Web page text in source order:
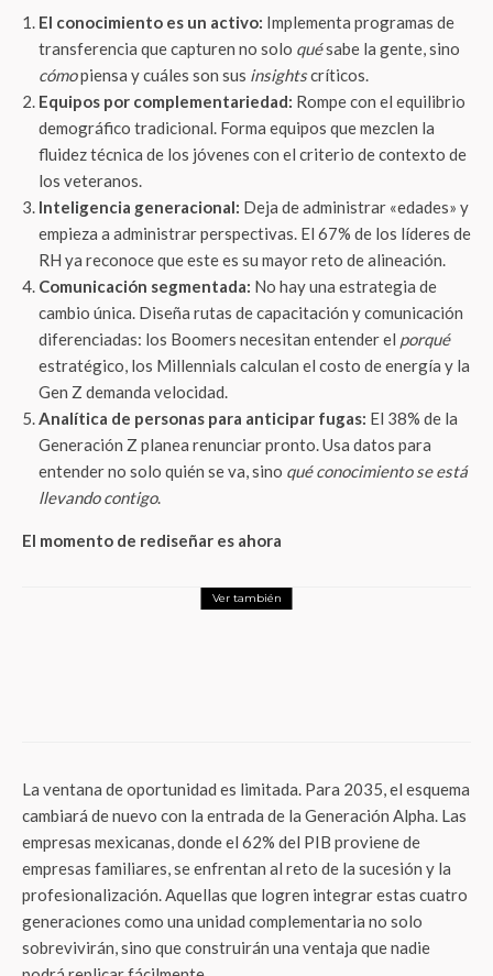
El conocimiento es un activo: Implementa programas de
transferencia que capturen no solo quésabe la gente, sino
cómopiensa y cuáles son sus insightscríticos.
Equipos por complementariedad: Rompe con el equilibrio
demográfico tradicional. Forma equipos que mezclen la
fluidez técnica de los jóvenes con el criterio de contexto de
los veteranos.
Inteligencia generacional: Deja de administrar «edades» y
empieza a administrar perspectivas. El 67% de los líderes de
RH ya reconoce que este es su mayor reto de alineación.
Comunicación segmentada: No hay una estrategia de
cambio única. Diseña rutas de capacitación y comunicación
diferenciadas: los Boomers necesitan entender el porqué
estratégico, los Millennials calculan el costo de energía y la
Gen Z demanda velocidad.
Analítica de personas para anticipar fugas: El 38% de la
Generación Z planea renunciar pronto. Usa datos para
entender no solo quién se va, sino qué conocimiento se está
llevando contigo.
El momento de rediseñar es ahora
Ver también
La ventana de oportunidad es limitada. Para 2035, el esquema
cambiará de nuevo con la entrada de la Generación Alpha. Las
empresas mexicanas, donde el 62% del PIB proviene de
empresas familiares, se enfrentan al reto de la sucesión y la
profesionalización. Aquellas que logren integrar estas cuatro
generaciones como una unidad complementaria no solo
sobrevivirán, sino que construirán una ventaja que nadie